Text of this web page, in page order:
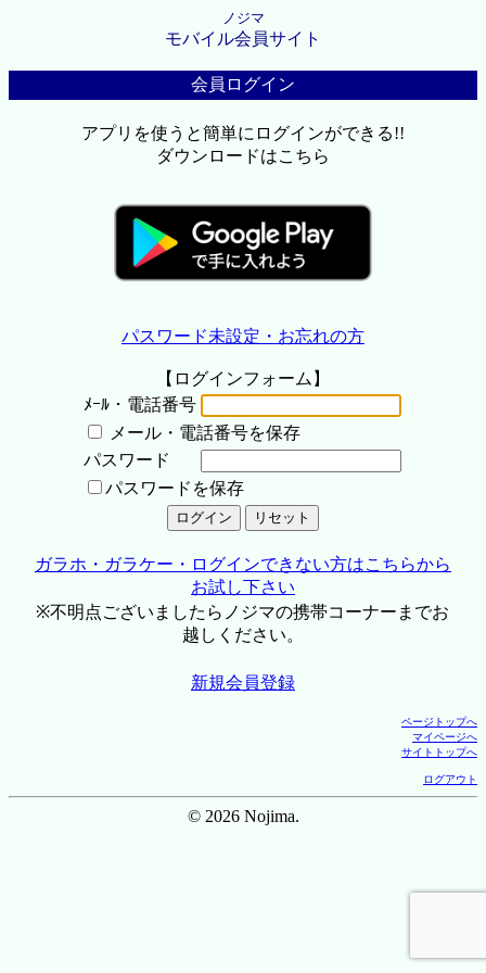
ノジマ
モバイル会員サイト
会員ログイン
アプリを使うと簡単にログインができる!!
ダウンロードはこちら
パスワード未設定・お忘れの方
【ログインフォーム】
ﾒｰﾙ・電話番号
メール・電話番号を保存
パスワード
パスワードを保存
ガラホ・ガラケー・ログインできない方はこちらから
お試し下さい
※不明点ございましたらノジマの携帯コーナーまでお
越しください。
新規会員登録
ページトップへ
マイページへ
サイトトップへ
ログアウト
© 2026 Nojima.